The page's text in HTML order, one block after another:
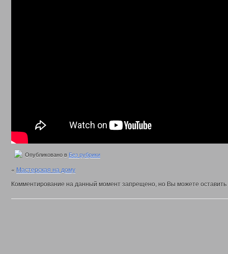
Опубликовано в Без рубрики
« Мастерская на дому
Комментирование на данный момент запрещено, но Вы можете оставить